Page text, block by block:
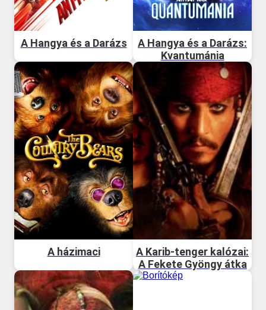
A Hangya és a Darázs
A Hangya és a Darázs:
Kvantumánia
A házimaci
A Karib-tenger kalózai:
A Fekete Gyöngy átka